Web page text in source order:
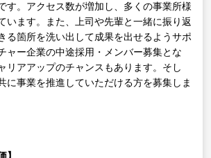
す。アクセス数が増加し、多くの事業所様
います。また、上司や先輩と一緒に振り返
る箇所を洗い出して成果を出せるようサポ
ャー企業の中途採用・メンバー募集とな
リアアップのチャンスもあります。そし
に事業を推進していただける方を募集しま